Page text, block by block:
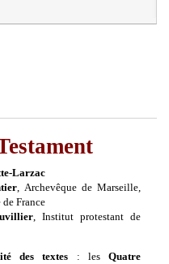
Larzac
, Archevêque de Marseille,
France
, Institut protestant de
des textes : les Quatre